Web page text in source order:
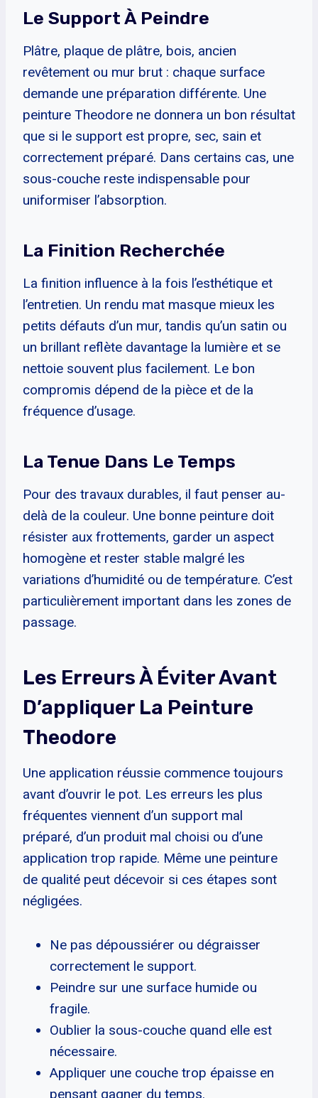
Le Support À Peindre
Plâtre, plaque de plâtre, bois, ancien
revêtement ou mur brut : chaque surface
demande une préparation différente. Une
peinture Theodore ne donnera un bon résultat
que si le support est propre, sec, sain et
correctement préparé. Dans certains cas, une
sous-couche reste indispensable pour
uniformiser l’absorption.
La Finition Recherchée
La finition influence à la fois l’esthétique et
l’entretien. Un rendu mat masque mieux les
petits défauts d’un mur, tandis qu’un satin ou
un brillant reflète davantage la lumière et se
nettoie souvent plus facilement. Le bon
compromis dépend de la pièce et de la
fréquence d’usage.
La Tenue Dans Le Temps
Pour des travaux durables, il faut penser au-
delà de la couleur. Une bonne peinture doit
résister aux frottements, garder un aspect
homogène et rester stable malgré les
variations d’humidité ou de température. C’est
particulièrement important dans les zones de
passage.
Les Erreurs À Éviter Avant
D’appliquer La Peinture
Theodore
Une application réussie commence toujours
avant d’ouvrir le pot. Les erreurs les plus
fréquentes viennent d’un support mal
préparé, d’un produit mal choisi ou d’une
application trop rapide. Même une peinture
de qualité peut décevoir si ces étapes sont
négligées.
Ne pas dépoussiérer ou dégraisser
correctement le support.
Peindre sur une surface humide ou
fragile.
Oublier la sous-couche quand elle est
nécessaire.
Appliquer une couche trop épaisse en
pensant gagner du temps.